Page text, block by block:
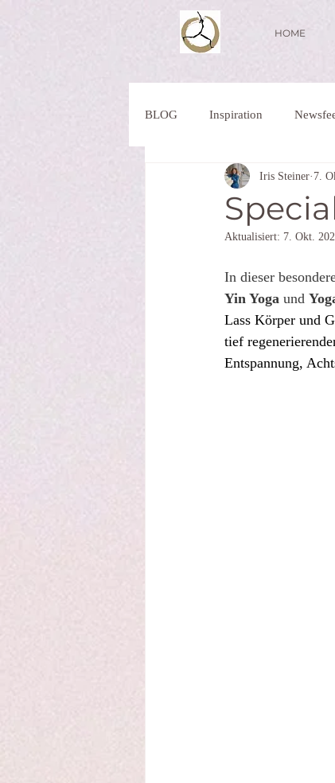
HOME
BLOG Inspiration
Iris Steiner 7.
Aktualisiert: 7. Okt.
In dieser
Yin Yoga und
Lass Körper und
tief
Entspannung,